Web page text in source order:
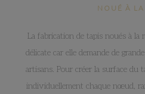
NOUÉ À
La fabrication de tapis noués à la
délicate car elle demande de
artisans. Pour créer la surface du
individuellement chaque nœud,